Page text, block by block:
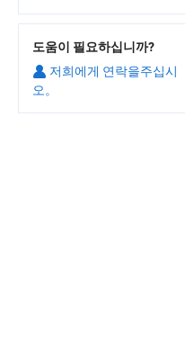
도움이 필요하십니까?
저희에게 연락을주십시
오。